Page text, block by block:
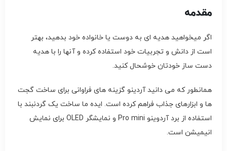
مقدمه
اگر میخواهید هدیه ای به دوست یا خانواده خود بدهید، بهتر
است از دانش و تجربیات خود استفاده کرده و آنها را با هدیه
دست ساز خودتان خوشحال کنید.
همانطور که می دانید آردینو گزینه های فراوانی برای ساخت گجت
ها و ابزارهای جذاب فراهم کرده است. ایده ما ساخت یک گردنبند با
استفاده از برد آردوینو Pro mini و نمایشگر OLED برای نمایش
انیمیشن است.